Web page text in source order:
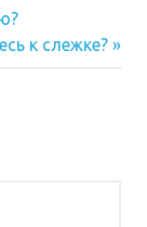
к слежке?